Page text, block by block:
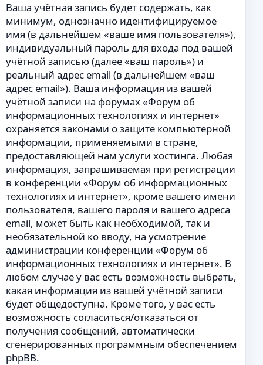
Ваша учётная запись будет содержать, как
минимум, однозначно идентифицируемое
имя (в дальнейшем «ваше имя пользователя»),
индивидуальный пароль для входа под вашей
учётной записью (далее «ваш пароль») и
реальный адрес email (в дальнейшем «ваш
адрес email»). Ваша информация из вашей
учётной записи на форумах «Форум об
информационных технологиях и интернет»
охраняется законами о защите компьютерной
информации, применяемыми в стране,
предоставляющей нам услуги хостинга. Любая
информация, запрашиваемая при регистрации
в конференции «Форум об информационных
технологиях и интернет», кроме вашего имени
пользователя, вашего пароля и вашего адреса
email, может быть как необходимой, так и
необязательной ко вводу, на усмотрение
администрации конференции «Форум об
информационных технологиях и интернет». В
любом случае у вас есть возможность выбрать,
какая информация из вашей учётной записи
будет общедоступна. Кроме того, у вас есть
возможность согласиться/отказаться от
получения сообщений, автоматически
сгенерированных программным обеспечением
phpBB.